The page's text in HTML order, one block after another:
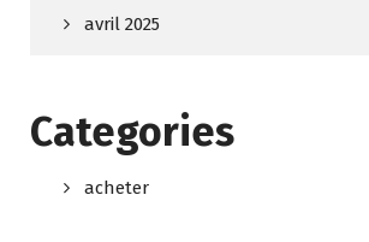
avril 2025
Categories
acheter